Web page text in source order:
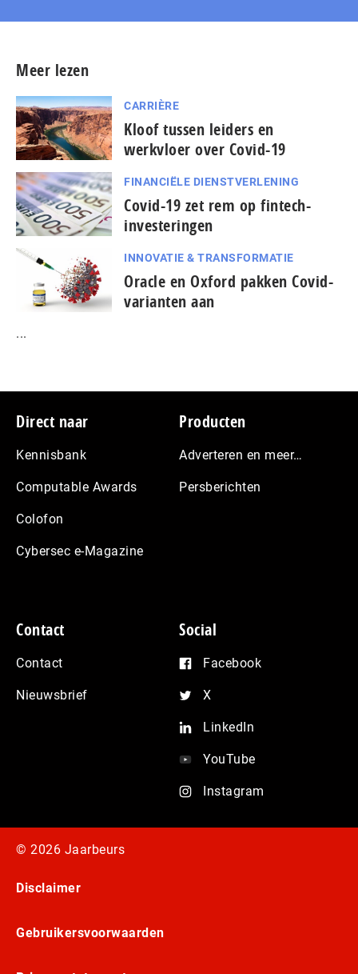
Meer lezen
CARRIÈRE
Kloof tussen leiders en
werkvloer over Covid-19
FINANCIËLE DIENSTVERLENING
Covid-19 zet rem op fintech-
investeringen
INNOVATIE & TRANSFORMATIE
Oracle en Oxford pakken Covid-
varianten aan
...
Footer
Direct naar
Kennisbank
Computable Awards
Colofon
Cybersec e-Magazine
Producten
Adverteren en meer…
Persberichten
Contact
Contact
Nieuwsbrief
Social
Facebook
X
LinkedIn
YouTube
Instagram
© 2026 Jaarbeurs
Disclaimer
Gebruikersvoorwaarden